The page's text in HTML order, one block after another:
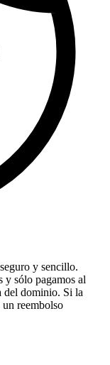
y sencillo.
y sólo pagamos al
del dominio. Si la
un reembolso